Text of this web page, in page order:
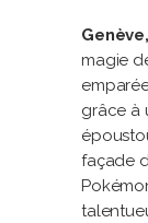
magie
grâce à
façade